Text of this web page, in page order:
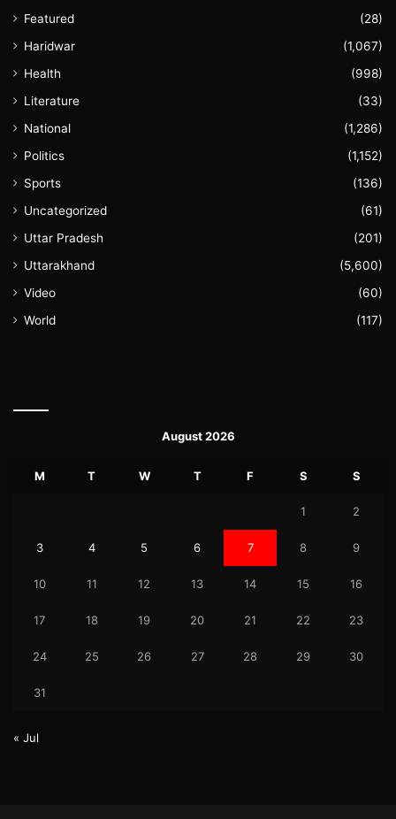
Featured
(28)
Haridwar
(1,067)
Health
(998)
Literature
(33)
National
(1,286)
Politics
(1,152)
Sports
(136)
Uncategorized
(61)
Uttar Pradesh
(201)
Uttarakhand
(5,600)
Video
(60)
World
(117)
August 2026
M T W T F S S
1 2
3 4 5 6 7 8 9
10 11 12 13 14 15 16
17 18 19 20 21 22 23
24 25 26 27 28 29 30
31
« Jul